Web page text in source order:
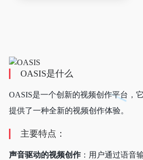
OASIS是什么
OASIS是一个创新的视频创作平台，
提供了一种全新的视频创作体验。
主要特点：
声音驱动的视频创作：用户通过语音